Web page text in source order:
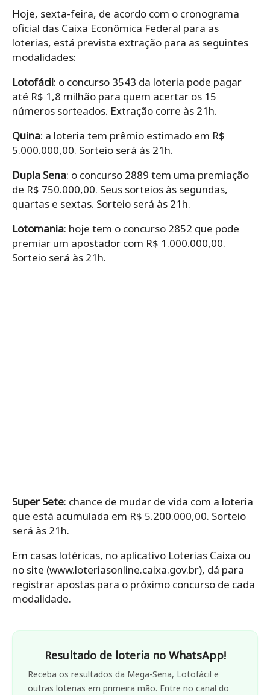
Hoje, sexta-feira, de acordo com o cronograma
oficial das Caixa Econômica Federal para as
loterias, está prevista extração para as seguintes
modalidades:
Lotofácil: o concurso 3543 da loteria pode pagar
até R$ 1,8 milhão para quem acertar os 15
números sorteados. Extração corre às 21h.
Quina: a loteria tem prêmio estimado em R$
5.000.000,00. Sorteio será às 21h.
Dupla Sena: o concurso 2889 tem uma premiação
de R$ 750.000,00. Seus sorteios às segundas,
quartas e sextas. Sorteio será às 21h.
Lotomania: hoje tem o concurso 2852 que pode
premiar um apostador com R$ 1.000.000,00.
Sorteio será às 21h.
Super Sete: chance de mudar de vida com a loteria
que está acumulada em R$ 5.200.000,00. Sorteio
será às 21h.
Em casas lotéricas, no aplicativo Loterias Caixa ou
no site (www.loteriasonline.caixa.gov.br), dá para
registrar apostas para o próximo concurso de cada
modalidade.
Resultado de loteria no WhatsApp!
Receba os resultados da Mega-Sena, Lotofácil e
outras loterias em primeira mão. Entre no canal do